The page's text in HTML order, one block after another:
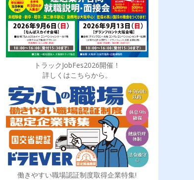
トラックJobFes2026開催！
詳しくはこちらから。
働きやすい職場認証制度取得企業特集!